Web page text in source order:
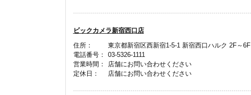
ビックカメラ新宿西口店
住所：
東京都新宿区西新宿1-5-1 新宿西口ハルク 2F～6F
電話番号：
03-5326-1111
営業時間：
店舗にお問い合わせください
定休日：
店舗にお問い合わせください